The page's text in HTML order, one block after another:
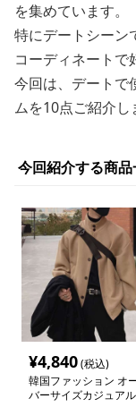
を集めています。
特にデートシーン
コーディネートで
今回は、デートで
ムを10点ご紹介し
今回紹介する商
¥4,840(税込)
韓国ファッション オ
バーサイズカジュア